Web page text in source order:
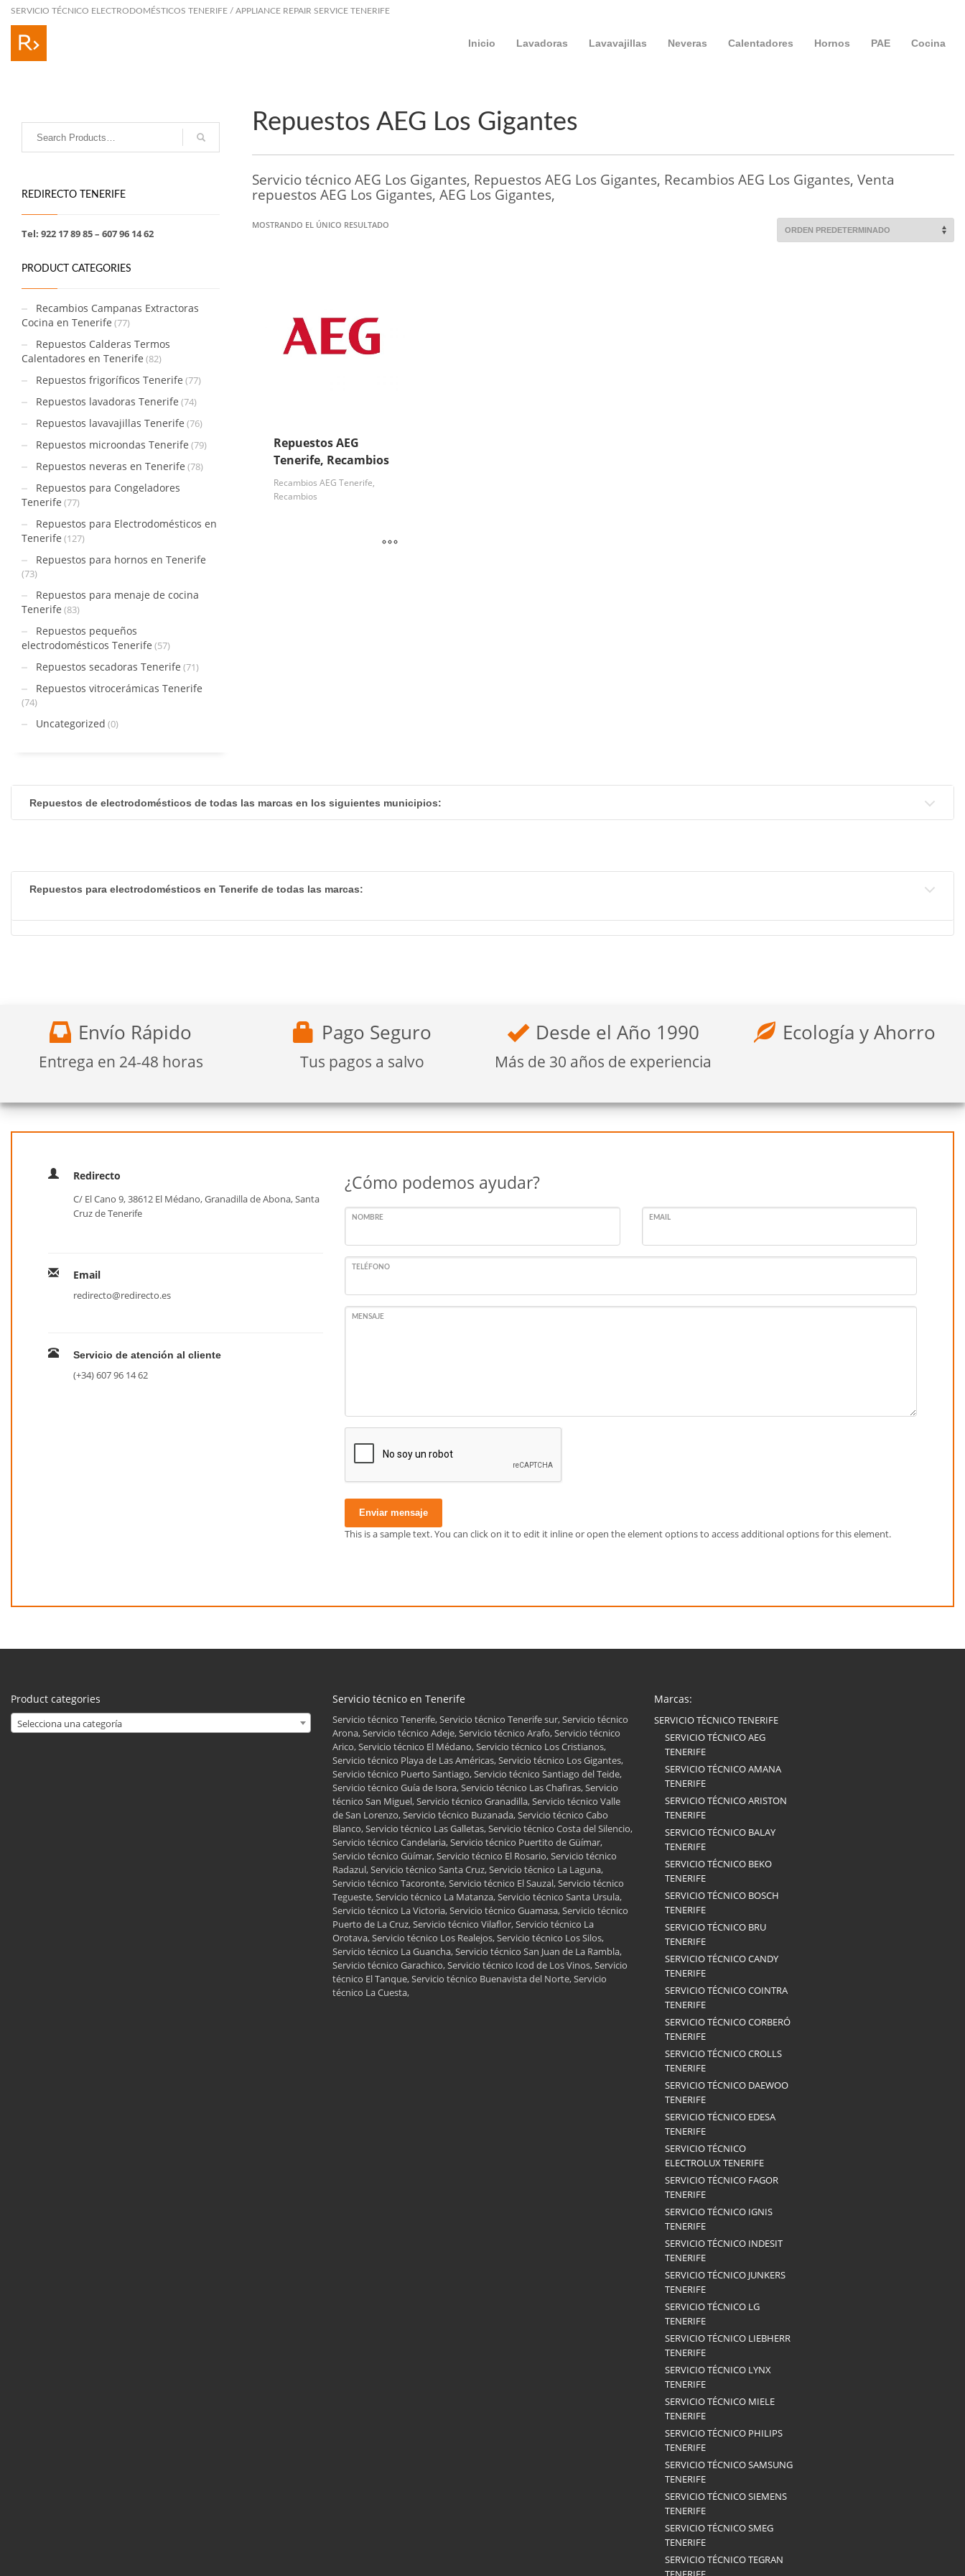
SERVICIO TÉCNICO ELECTRODOMÉSTICOS TENERIFE / APPLIANCE REPAIR SERVICE TENERIFE
Inicio Lavadoras Lavavajillas Neveras Calentadores Hornos PAE Cocina
Repuestos AEG Los Gigantes
Servicio técnico AEG Los Gigantes, Repuestos AEG Los Gigantes, Recambios AEG Los Gigantes, Venta
repuestos AEG Los Gigantes, AEG Los Gigantes,
MOSTRANDO EL ÚNICO RESULTADO
Repuestos AEG
Tenerife, Recambios
Recambios AEG Tenerife,
Recambios
REDIRECTO TENERIFE
Tel: 922 17 89 85 – 607 96 14 62
PRODUCT CATEGORIES
Recambios Campanas Extractoras
Cocina en Tenerife (77)
Repuestos Calderas Termos
Calentadores en Tenerife (82)
Repuestos frigoríficos Tenerife (77)
Repuestos lavadoras Tenerife (74)
Repuestos lavavajillas Tenerife (76)
Repuestos microondas Tenerife (79)
Repuestos neveras en Tenerife (78)
Repuestos para Congeladores
Tenerife (77)
Repuestos para Electrodomésticos en
Tenerife (127)
Repuestos para hornos en Tenerife
(73)
Repuestos para menaje de cocina
Tenerife (83)
Repuestos pequeños
electrodomésticos Tenerife (57)
Repuestos secadoras Tenerife (71)
Repuestos vitrocerámicas Tenerife
(74)
Uncategorized (0)
Repuestos de electrodomésticos de todas las marcas en los siguientes municipios:
Repuestos para electrodomésticos en Tenerife de todas las marcas:
Envío Rápido
Entrega en 24-48 horas
Pago Seguro
Tus pagos a salvo
Desde el Año 1990
Más de 30 años de experiencia
Ecología y Ahorro
Redirecto
C/ El Cano 9, 38612 El Médano, Granadilla de Abona, Santa
Cruz de Tenerife
Email
redirecto@redirecto.es
Servicio de atención al cliente
(+34) 607 96 14 62
¿Cómo podemos ayudar?
NOMBRE EMAIL
TELÉFONO
MENSAJE
Enviar mensaje
This is a sample text. You can click on it to edit it inline or open the element options to access additional options for this element.
Product categories
Selecciona una categoría
Servicio técnico en Tenerife
Servicio técnico Tenerife, Servicio técnico Tenerife sur, Servicio técnico
Arona, Servicio técnico Adeje, Servicio técnico Arafo, Servicio técnico
Arico, Servicio técnico El Médano, Servicio técnico Los Cristianos,
Servicio técnico Playa de Las Américas, Servicio técnico Los Gigantes,
Servicio técnico Puerto Santiago, Servicio técnico Santiago del Teide,
Servicio técnico Guía de Isora, Servicio técnico Las Chafiras, Servicio
técnico San Miguel, Servicio técnico Granadilla, Servicio técnico Valle
de San Lorenzo, Servicio técnico Buzanada, Servicio técnico Cabo
Blanco, Servicio técnico Las Galletas, Servicio técnico Costa del Silencio,
Servicio técnico Candelaria, Servicio técnico Puertito de Güímar,
Servicio técnico Güímar, Servicio técnico El Rosario, Servicio técnico
Radazul, Servicio técnico Santa Cruz, Servicio técnico La Laguna,
Servicio técnico Tacoronte, Servicio técnico El Sauzal, Servicio técnico
Tegueste, Servicio técnico La Matanza, Servicio técnico Santa Ursula,
Servicio técnico La Victoria, Servicio técnico Guamasa, Servicio técnico
Puerto de La Cruz, Servicio técnico Vilaflor, Servicio técnico La
Orotava, Servicio técnico Los Realejos, Servicio técnico Los Silos,
Servicio técnico La Guancha, Servicio técnico San Juan de La Rambla,
Servicio técnico Garachico, Servicio técnico Icod de Los Vinos, Servicio
técnico El Tanque, Servicio técnico Buenavista del Norte, Servicio
técnico La Cuesta,
Marcas:
SERVICIO TÉCNICO TENERIFE
SERVICIO TÉCNICO AEG
TENERIFE
SERVICIO TÉCNICO AMANA
TENERIFE
SERVICIO TÉCNICO ARISTON
TENERIFE
SERVICIO TÉCNICO BALAY
TENERIFE
SERVICIO TÉCNICO BEKO
TENERIFE
SERVICIO TÉCNICO BOSCH
TENERIFE
SERVICIO TÉCNICO BRU
TENERIFE
SERVICIO TÉCNICO CANDY
TENERIFE
SERVICIO TÉCNICO COINTRA
TENERIFE
SERVICIO TÉCNICO CORBERÓ
TENERIFE
SERVICIO TÉCNICO CROLLS
TENERIFE
SERVICIO TÉCNICO DAEWOO
TENERIFE
SERVICIO TÉCNICO EDESA
TENERIFE
SERVICIO TÉCNICO
ELECTROLUX TENERIFE
SERVICIO TÉCNICO FAGOR
TENERIFE
SERVICIO TÉCNICO IGNIS
TENERIFE
SERVICIO TÉCNICO INDESIT
TENERIFE
SERVICIO TÉCNICO JUNKERS
TENERIFE
SERVICIO TÉCNICO LG
TENERIFE
SERVICIO TÉCNICO LIEBHERR
TENERIFE
SERVICIO TÉCNICO LYNX
TENERIFE
SERVICIO TÉCNICO MIELE
TENERIFE
SERVICIO TÉCNICO PHILIPS
TENERIFE
SERVICIO TÉCNICO SAMSUNG
TENERIFE
SERVICIO TÉCNICO SIEMENS
TENERIFE
SERVICIO TÉCNICO SMEG
TENERIFE
SERVICIO TÉCNICO TEGRAN